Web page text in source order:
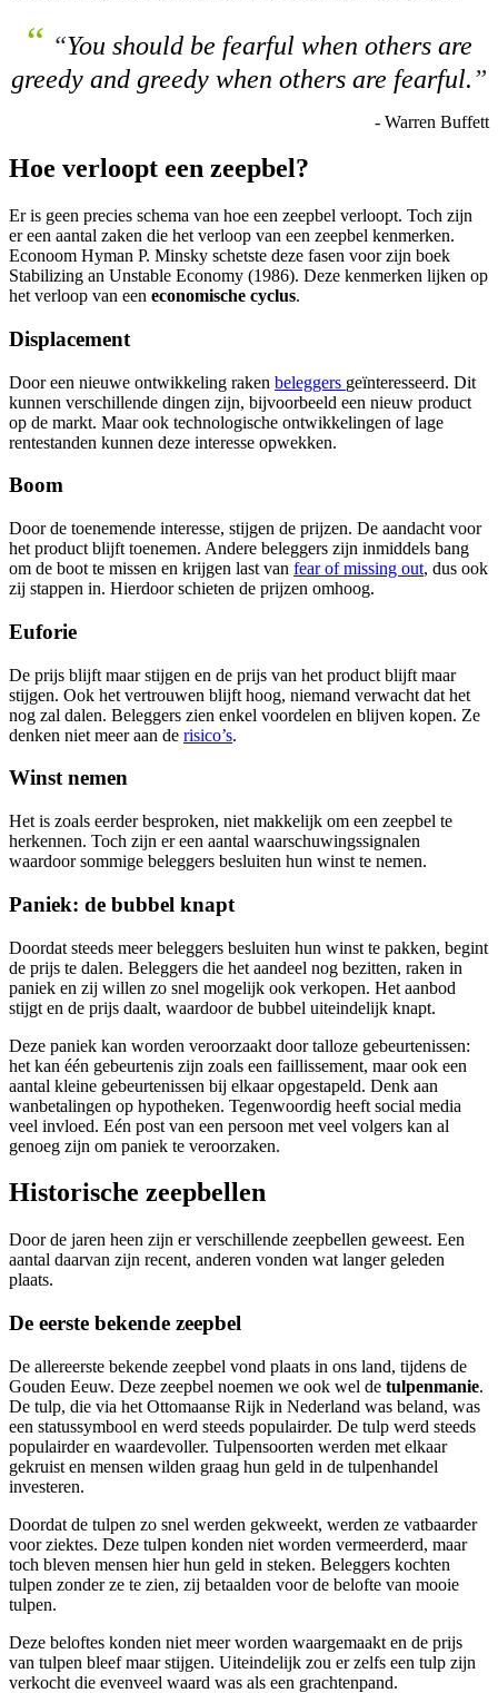
“ “You should be fearful when others are
greedy and greedy when others are fearful.”
- Warren Buffett
Hoe verloopt een zeepbel?
Er is geen precies schema van hoe een zeepbel verloopt. Toch zijn
er een aantal zaken die het verloop van een zeepbel kenmerken.
Econoom Hyman P. Minsky schetste deze fasen voor zijn boek
Stabilizing an Unstable Economy (1986). Deze kenmerken lijken op
het verloop van een economische cyclus.
Displacement
Door een nieuwe ontwikkeling raken beleggers geïnteresseerd. Dit
kunnen verschillende dingen zijn, bijvoorbeeld een nieuw product
op de markt. Maar ook technologische ontwikkelingen of lage
rentestanden kunnen deze interesse opwekken.
Boom
Door de toenemende interesse, stijgen de prijzen. De aandacht voor
het product blijft toenemen. Andere beleggers zijn inmiddels bang
om de boot te missen en krijgen last van fear of missing out, dus ook
zij stappen in. Hierdoor schieten de prijzen omhoog.
Euforie
De prijs blijft maar stijgen en de prijs van het product blijft maar
stijgen. Ook het vertrouwen blijft hoog, niemand verwacht dat het
nog zal dalen. Beleggers zien enkel voordelen en blijven kopen. Ze
denken niet meer aan de risico’s.
Winst nemen
Het is zoals eerder besproken, niet makkelijk om een zeepbel te
herkennen. Toch zijn er een aantal waarschuwingssignalen
waardoor sommige beleggers besluiten hun winst te nemen.
Paniek: de bubbel knapt
Doordat steeds meer beleggers besluiten hun winst te pakken, begint
de prijs te dalen. Beleggers die het aandeel nog bezitten, raken in
paniek en zij willen zo snel mogelijk ook verkopen. Het aanbod
stijgt en de prijs daalt, waardoor de bubbel uiteindelijk knapt.
Deze paniek kan worden veroorzaakt door talloze gebeurtenissen:
het kan één gebeurtenis zijn zoals een faillissement, maar ook een
aantal kleine gebeurtenissen bij elkaar opgestapeld. Denk aan
wanbetalingen op hypotheken. Tegenwoordig heeft social media
veel invloed. Eén post van een persoon met veel volgers kan al
genoeg zijn om paniek te veroorzaken.
Historische zeepbellen
Door de jaren heen zijn er verschillende zeepbellen geweest. Een
aantal daarvan zijn recent, anderen vonden wat langer geleden
plaats.
De eerste bekende zeepbel
De allereerste bekende zeepbel vond plaats in ons land, tijdens de
Gouden Eeuw. Deze zeepbel noemen we ook wel de tulpenmanie.
De tulp, die via het Ottomaanse Rijk in Nederland was beland, was
een statussymbool en werd steeds populairder. De tulp werd steeds
populairder en waardevoller. Tulpensoorten werden met elkaar
gekruist en mensen wilden graag hun geld in de tulpenhandel
investeren.
Doordat de tulpen zo snel werden gekweekt, werden ze vatbaarder
voor ziektes. Deze tulpen konden niet worden vermeerderd, maar
toch bleven mensen hier hun geld in steken. Beleggers kochten
tulpen zonder ze te zien, zij betaalden voor de belofte van mooie
tulpen.
Deze beloftes konden niet meer worden waargemaakt en de prijs
van tulpen bleef maar stijgen. Uiteindelijk zou er zelfs een tulp zijn
verkocht die evenveel waard was als een grachtenpand.